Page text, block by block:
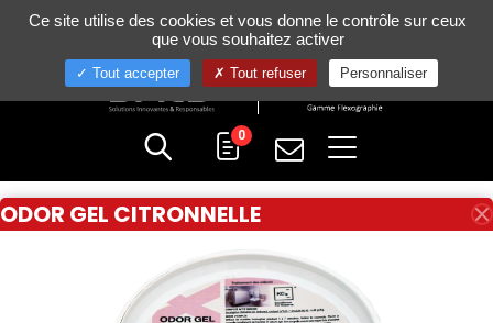
+33 (0)4 75 58 80 10
0
ODOR GEL CITRONNELLE
Gestion de vos préférences sur les cookies
Ce site utilise des cookies et vous donne le contrôle sur ceux
que vous souhaitez activer
Tout accepter Tout refuser Personnaliser